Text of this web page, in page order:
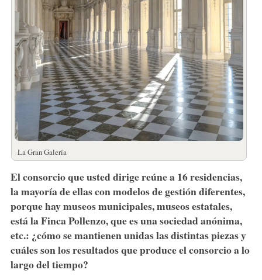
La Gran Galería
El consorcio que usted dirige reúne a 16 residencias,
la mayoría de ellas con modelos de gestión diferentes,
porque hay museos municipales, museos estatales,
está la Finca Pollenzo, que es una sociedad anónima,
etc.: ¿cómo se mantienen unidas las distintas piezas y
cuáles son los resultados que produce el consorcio a lo
largo del tiempo?